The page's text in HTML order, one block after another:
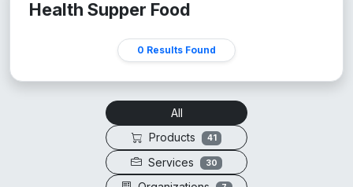
Health Supper Food
0 Results Found
All
Products
41
Services 30